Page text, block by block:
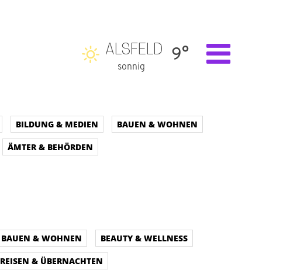
ALSFELD
sonnig
9°
BILDUNG & MEDIEN
BAUEN & WOHNEN
ÄMTER & BEHÖRDEN
BAUEN & WOHNEN
BEAUTY & WELLNESS
REISEN & ÜBERNACHTEN